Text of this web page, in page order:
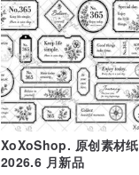
XoXoShop. 原创素材纸
2026.6 月新品